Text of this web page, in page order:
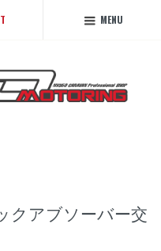
MENU
クアブソーバー交